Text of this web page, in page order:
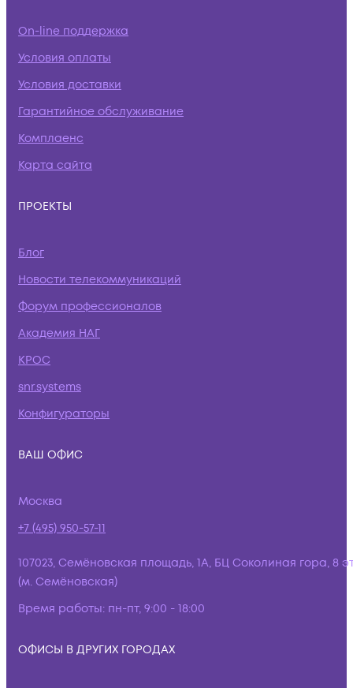
On-line поддержка
Условия оплаты
Условия доставки
Гарантийное обслуживание
Комплаенс
Карта сайта
ПРОЕКТЫ
Блог
Новости телекоммуникаций
Форум профессионалов
Академия НАГ
КРОС
snr.systems
Конфигураторы
ВАШ ОФИС
Москва
+7 (495) 950-57-11
107023, Семёновская площадь, 1А, БЦ Соколиная гора, 8
(м. Семёновская)
Время работы: пн-пт, 9:00 - 18:00
ОФИСЫ В ДРУГИХ ГОРОДАХ